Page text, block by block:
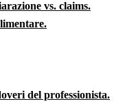
vs. claims.
del professionista.